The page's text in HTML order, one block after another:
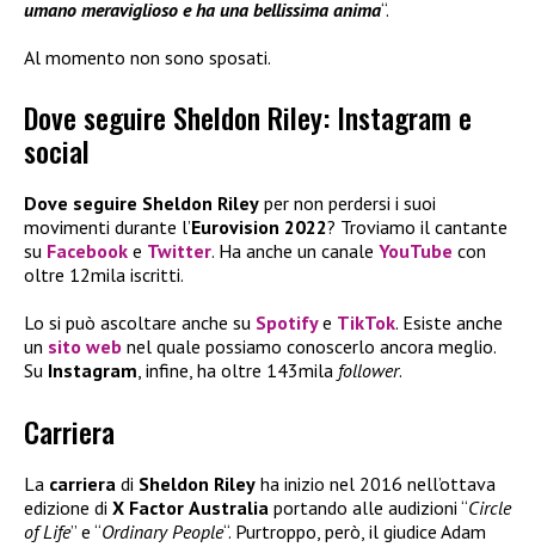
umano meraviglioso e ha una bellissima anima“.
Al momento non sono sposati.
Dove seguire Sheldon Riley: Instagram e
social
Dove seguire Sheldon Riley per non perdersi i suoi
movimenti durante l’Eurovision 2022? Troviamo il cantante
su Facebook e Twitter. Ha anche un canale YouTube con
oltre 12mila iscritti.
Lo si può ascoltare anche su Spotifye TikTok. Esiste anche
un sito web nel quale possiamo conoscerlo ancora meglio.
Su Instagram, infine, ha oltre 143mila follower.
Carriera
La carriera di Sheldon Riley ha inizio nel 2016 nell’ottava
edizione di X Factor Australia portando alle audizioni “Circle
of Life” e “Ordinary People“. Purtroppo, però, il giudice Adam